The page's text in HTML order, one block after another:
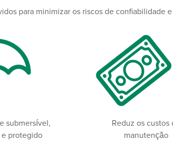
para minimizar os riscos de confiabilidade
submersível,
protegido
Reduz os custos
manutenção